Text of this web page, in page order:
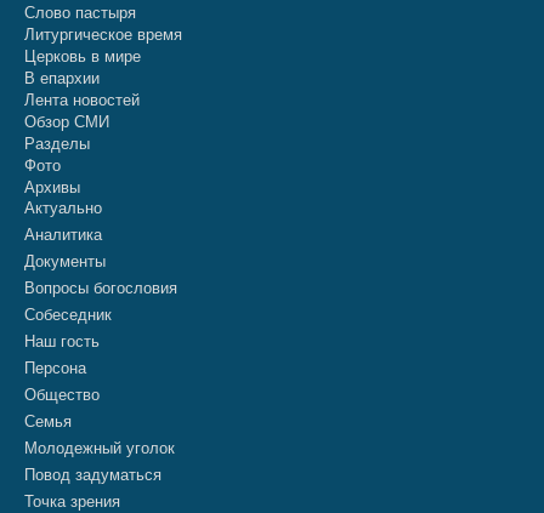
Слово пастыря
Литургическое время
Церковь в мире
В епархии
Лента новостей
Обзор СМИ
Разделы
Фото
Архивы
Актуально
Аналитика
Документы
Вопросы богословия
Собеседник
Наш гость
Персона
Общество
Семья
Молодежный уголок
Повод задуматься
Точка зрения